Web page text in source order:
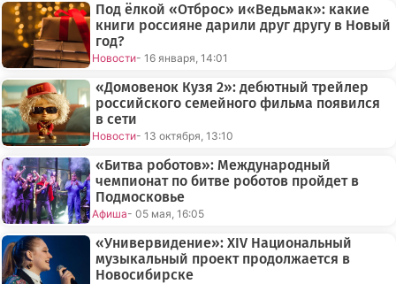
Под ёлкой «Отброс» и«Ведьмак»: какие
книги россияне дарили друг другу в Новый
год?
Новости- 16 января, 14:01
«Домовенок Кузя 2»: дебютный трейлер
российского семейного фильма появился
в сети
Новости- 13 октября, 13:10
«Битва роботов»: Международный
чемпионат по битве роботов пройдет в
Подмосковье
Афиша- 05 мая, 16:05
«Универвидение»: XIV Национальный
музыкальный проект продолжается в
Новосибирске